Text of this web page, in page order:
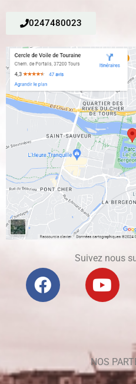
0247480023
Suivez nous
NOS